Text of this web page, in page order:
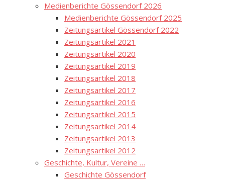
Medienberichte Gössendorf 2026
Medienberichte Gössendorf 2025
Zeitungsartikel Gössendorf 2022
Zeitungsartikel 2021
Zeitungsartikel 2020
Zeitungsartikel 2019
Zeitungsartikel 2018
Zeitungsartikel 2017
Zeitungsartikel 2016
Zeitungsartikel 2015
Zeitungsartikel 2014
Zeitungsartikel 2013
Zeitungsartikel 2012
Geschichte, Kultur, Vereine …
Geschichte Gössendorf